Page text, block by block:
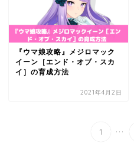
『ウマ娘攻略』メジロマック
イーン［エンド・オブ・スカ
イ］の育成方法
2021年4月2日
1 ...